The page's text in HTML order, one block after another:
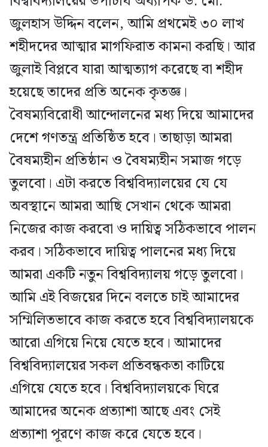
জুলহাস উদ্দিন বলেন, আমি প্রথমেই ৩০ লাখ
শহীদদের আত্মার মাগফিরাত কামনা করছি। আর
জুলাই বিপ্লবে যারা আত্মত্যাগ করেছে বা শহীদ
হয়েছে তাদের প্রতি অনেক কৃতজ্ঞ।
বৈষম্যবিরোধী আন্দোলনের মধ্য দিয়ে আমাদের
দেশে গণতন্ত্র প্রতিষ্ঠিত হবে। তাছাড়া আমরা
বৈষম্যহীন প্রতিষ্ঠান ও বৈষম্যহীন সমাজ গড়ে
তুলবো। এটা করতে বিশ্ববিদ্যালয়ের যে যে
অবস্থানে আমরা আছি সেখান থেকে আমরা
নিজের কাজ করবো ও দায়িত্ব সঠিকভাবে পালন
করব। সঠিকভাবে দায়িত্ব পালনের মধ্য দিয়ে
আমরা একটি নতুন বিশ্ববিদ্যালয় গড়ে তুলবো।
আমি এই বিজয়ের দিনে বলতে চাই আমাদের
সম্মিলিতভাবে কাজ করতে হবে বিশ্ববিদ্যালয়কে
আরো এগিয়ে নিয়ে যেতে হবে। আমাদের
বিশ্ববিদ্যালয়ের সকল প্রতিবন্ধকতা কাটিয়ে
এগিয়ে যেতে হবে। বিশ্ববিদ্যালয়কে ঘিরে
আমাদের অনেক প্রত্যাশা আছে এবং সেই
প্রত্যাশা পূরণে কাজ করে যেতে হবে।